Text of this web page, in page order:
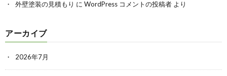
外壁塗装の見積もり に WordPress コメントの投稿者 より
アーカイブ
2026年7月